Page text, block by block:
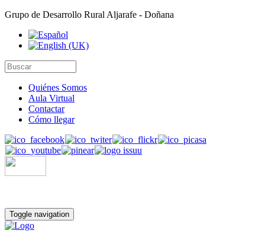
Grupo de Desarrollo Rural Aljarafe - Doñana
Quiénes Somos
Aula Virtual
Contactar
Cómo llegar
Toggle navigation